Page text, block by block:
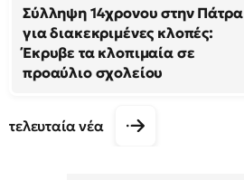
Σύλληψη 14χρονου στην Πάτρα
για διακεκριμένες κλοπές:
Έκρυβε τα κλοπιμαία σε
προαύλιο σχολείου
τελευταία νέα